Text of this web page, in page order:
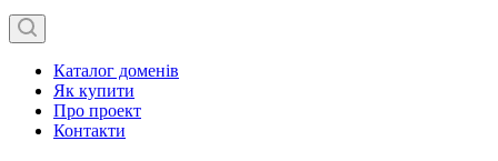
Каталог доменів
Як купити
Про проект
Контакти